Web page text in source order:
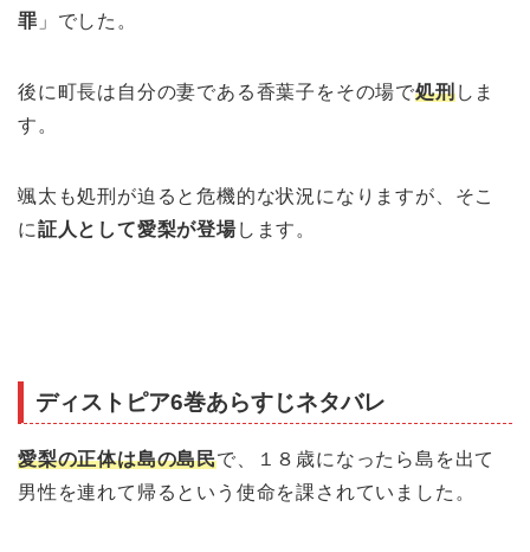
罪 」でした。
後に町長は自分の妻である香葉子をその場で処刑しま
す。
颯太も処刑が迫ると危機的な状況になりますが、そこ
に証人として愛梨が登場します。
ディストピア6巻あらすじネタバレ
愛梨の正体は島の島民で、１８歳になったら島を出て
男性を連れて帰るという使命を課されていました。